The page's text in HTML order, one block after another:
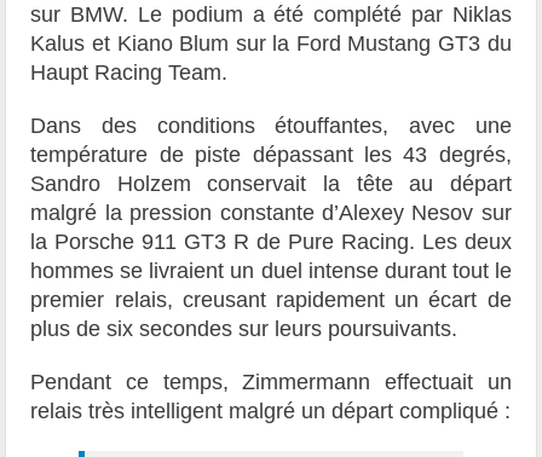
sur BMW. Le podium a été complété par Niklas
Kalus et Kiano Blum sur la Ford Mustang GT3 du
Haupt Racing Team.
Dans des conditions étouffantes, avec une
température de piste dépassant les 43 degrés,
Sandro Holzem conservait la tête au départ
malgré la pression constante d’Alexey Nesov sur
la Porsche 911 GT3 R de Pure Racing. Les deux
hommes se livraient un duel intense durant tout le
premier relais, creusant rapidement un écart de
plus de six secondes sur leurs poursuivants.
Pendant ce temps, Zimmermann effectuait un
relais très intelligent malgré un départ compliqué :